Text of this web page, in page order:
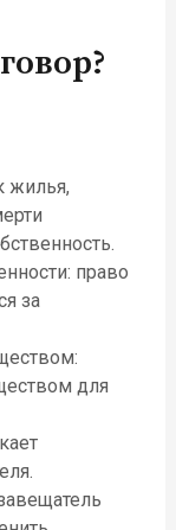
жилья,
право
за
для